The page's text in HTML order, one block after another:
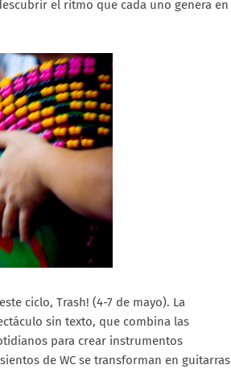
el ritmo que cada uno genera en
ciclo, Trash! (4-7 de mayo). La
sin texto, que combina las
para crear instrumentos
de WC se transforman en guitarras